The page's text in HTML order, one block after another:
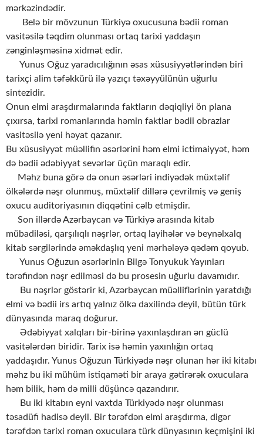
mərkəzindədir.
Belə bir mövzunun Türkiyə oxucusuna bədii roman
vasitəsilə təqdim olunması ortaq tarixi yaddaşın
zənginləşməsinə xidmət edir.
Yunus Oğuz yaradıcılığının əsas xüsusiyyətlərindən biri
tarixçi alim təfəkkürü ilə yazıçı təxəyyülünün uğurlu
sintezidir.
Onun elmi araşdırmalarında faktların dəqiqliyi ön plana
çıxırsa, tarixi romanlarında həmin faktlar bədii obrazlar
vasitəsilə yeni həyat qazanır.
Bu xüsusiyyət müəllifin əsərlərini həm elmi ictimaiyyət, həm
də bədii ədəbiyyat sevərlər üçün maraqlı edir.
Məhz buna görə də onun əsərləri indiyədək müxtəlif
ölkələrdə nəşr olunmuş, müxtəlif dillərə çevrilmiş və geniş
oxucu auditoriyasının diqqətini cəlb etmişdir.
Son illərdə Azərbaycan və Türkiyə arasında kitab
mübadiləsi, qarşılıqlı nəşrlər, ortaq layihələr və beynəlxalq
kitab sərgilərində əməkdaşlıq yeni mərhələyə qədəm qoyub.
Yunus Oğuzun əsərlərinin Bilgə Tonyukuk Yayınları
tərəfindən nəşr edilməsi də bu prosesin uğurlu davamıdır.
Bu nəşrlər göstərir ki, Azərbaycan müəlliflərinin yaratdığı
elmi və bədii irs artıq yalnız ölkə daxilində deyil, bütün türk
dünyasında maraq doğurur.
Ədəbiyyat xalqları bir-birinə yaxınlaşdıran ən güclü
vasitələrdən biridir. Tarix isə həmin yaxınlığın ortaq
yaddaşıdır. Yunus Oğuzun Türkiyədə nəşr olunan hər iki kitabı
məhz bu iki mühüm istiqaməti bir araya gətirərək oxuculara
həm bilik, həm də milli düşüncə qazandırır.
Bu iki kitabın eyni vaxtda Türkiyədə nəşr olunması
təsadüfi hadisə deyil. Bir tərəfdən elmi araşdırma, digər
tərəfdən tarixi roman oxuculara türk dünyasının keçmişini iki